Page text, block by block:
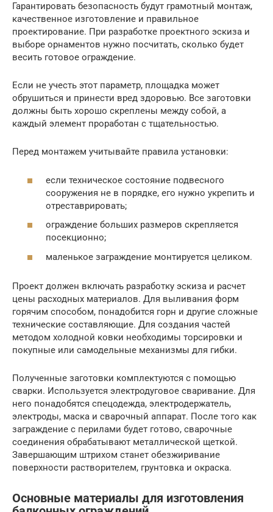
Гарантировать безопасность будут грамотный монтаж,
качественное изготовление и правильное
проектирование. При разработке проектного эскиза и
выборе орнаментов нужно посчитать, сколько будет
весить готовое ограждение.
Если не учесть этот параметр, площадка может
обрушиться и принести вред здоровью. Все заготовки
должны быть хорошо скреплены между собой, а
каждый элемент проработан с тщательностью.
Перед монтажем учитывайте правила установки:
если техническое состояние подвесного
сооружения не в порядке, его нужно укрепить и
отреставрировать;
ограждение больших размеров скрепляется
посекционно;
маленькое заграждение монтируется целиком.
Проект должен включать разработку эскиза и расчет
цены расходных материалов. Для выливания форм
горячим способом, понадобится горн и другие сложные
технические составляющие. Для создания частей
методом холодной ковки необходимы торсировки и
покупные или самодельные механизмы для гибки.
Полученные заготовки комплектуются с помощью
сварки. Используется электродуговое сваривание. Для
него понадобятся спецодежда, электродержатель,
электроды, маска и сварочный аппарат. После того как
заграждение с перилами будет готово, сварочные
соединения обрабатывают металлической щеткой.
Завершающим штрихом станет обезжиривание
поверхности растворителем, грунтовка и окраска.
Основные материалы для изготовления